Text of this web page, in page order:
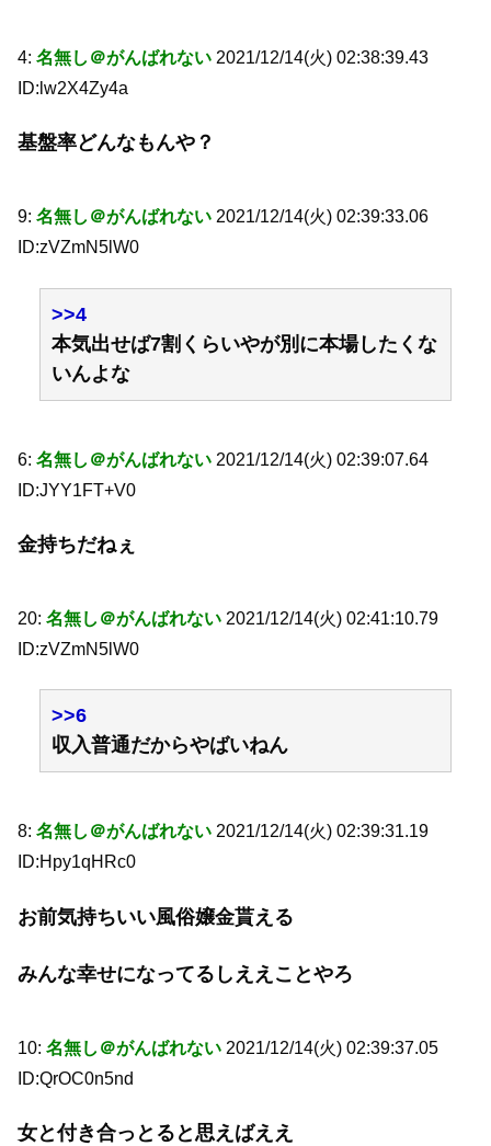
4: 名無し＠がんばれない 2021/12/14(火) 02:38:39.43
ID:lw2X4Zy4a
基盤率どんなもんや？
9: 名無し＠がんばれない 2021/12/14(火) 02:39:33.06
ID:zVZmN5lW0
>>4
本気出せば7割くらいやが別に本場したくな
いんよな
6: 名無し＠がんばれない 2021/12/14(火) 02:39:07.64
ID:JYY1FT+V0
金持ちだねぇ
20: 名無し＠がんばれない 2021/12/14(火) 02:41:10.79
ID:zVZmN5lW0
>>6
収入普通だからやばいねん
8: 名無し＠がんばれない 2021/12/14(火) 02:39:31.19
ID:Hpy1qHRc0
お前気持ちいい風俗嬢金貰える
みんな幸せになってるしええことやろ
10: 名無し＠がんばれない 2021/12/14(火) 02:39:37.05
ID:QrOC0n5nd
女と付き合っとると思えばええ